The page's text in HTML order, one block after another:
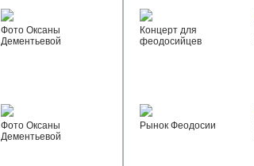
Фото Оксаны
Дементьевой
Фото Оксаны
Дементьевой
Концерт для
феодосийцев
Рынок Феодосии